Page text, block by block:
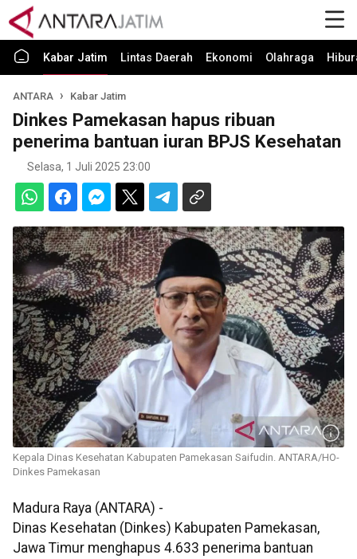
Kabar Jatim Lintas Daerah Ekonomi Olahraga
ANTARA Kabar Jatim
Dinkes Pamekasan hapus ribuan
penerima bantuan iuran BPJS Kesehatan
Selasa, 1 Juli 2025 23:00
Kepala Dinas Kesehatan Kabupaten Pamekasan Saifudin. ANTARA/HO-
Dinkes Pamekasan
Madura Raya (ANTARA) -
Dinas Kesehatan (Dinkes) Kabupaten Pamekasan,
Jawa Timur menghapus 4.633 penerima bantuan